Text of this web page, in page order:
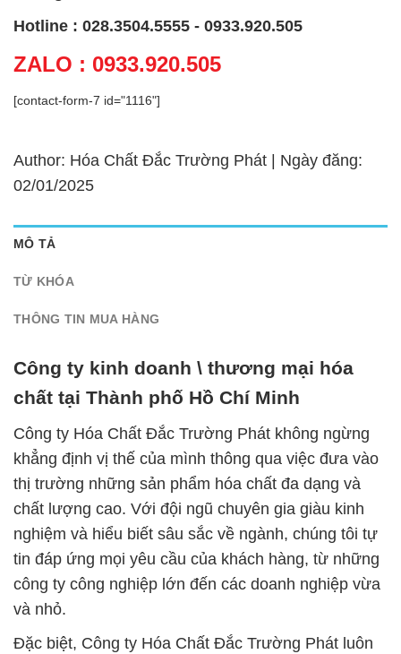
Hotline : 028.3504.5555 - 0933.920.505
ZALO : 0933.920.505
[contact-form-7 id="1116"]
Author: Hóa Chất Đắc Trường Phát | Ngày đăng:
02/01/2025
MÔ TẢ
TỪ KHÓA
THÔNG TIN MUA HÀNG
Công ty kinh doanh \ thương mại hóa
chất tại Thành phố Hồ Chí Minh
Công ty Hóa Chất Đắc Trường Phát không ngừng
khẳng định vị thế của mình thông qua việc đưa vào
thị trường những sản phẩm hóa chất đa dạng và
chất lượng cao. Với đội ngũ chuyên gia giàu kinh
nghiệm và hiểu biết sâu sắc về ngành, chúng tôi tự
tin đáp ứng mọi yêu cầu của khách hàng, từ những
công ty công nghiệp lớn đến các doanh nghiệp vừa
và nhỏ.
Đặc biệt, Công ty Hóa Chất Đắc Trường Phát luôn